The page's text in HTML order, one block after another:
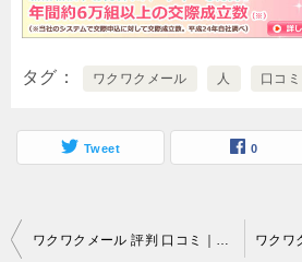
タグ ワクワクメール 人 口コミ
Tweet 0
投
ワクワクメール 評判 口コミ｜恋は盲目…。